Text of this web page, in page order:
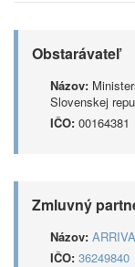
Obstarávateľ
Názov:
Slovenskej
IČO: 00164381
Zmluvný
Názov:
IČO: 36249840